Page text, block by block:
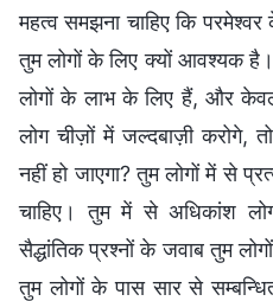
महत्व समझना चाहिए कि
तुम लोगों के लिए क्यों आवश्यक
लोगों के लाभ के लिए हैं, और
लोग चीज़ों में जल्दबाज़ी करोगे,
नहीं हो जाएगा? तुम लोगों में से
चाहिए। तुम में से अधिकांश
सैद्धांतिक प्रश्नों के जवाब तुम
तुम लोगों के पास सार से